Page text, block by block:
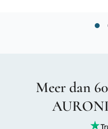
Meer dan